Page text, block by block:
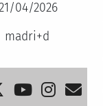
04/2026
madri+d